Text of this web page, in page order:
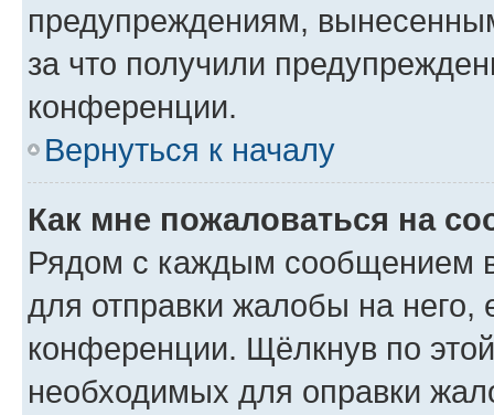
предупреждениям,
за что получили
конференции.
Вернуться к началу
Как мне пожаловаться на
Рядом с каждым сообщением
для отправки жалобы на него,
конференции. Щёлкнув по
необходимых для оправки